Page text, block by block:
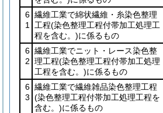
6
1
繊維工業で綿状繊維・糸染色整理
工程(染色整理工程付帯加工処理工
程を含む。)に係るもの
6
2
繊維工業でニット・レース染色整
理工程(染色整理工程付帯加工処理
工程を含む。)に係るもの
6
3
繊維工業で繊維雑品染色整理工程
(染色整理工程付帯加工処理工程を
含む。)に係るもの